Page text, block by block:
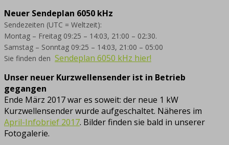
Neuer Sendeplan 6050 kHz
Sendezeiten (UTC = Weltzeit):
Montag – Freitag 09:25 – 14:03, 21:00 – 02:30.
Samstag – Sonntag 09:25 – 14:03, 21:00 – 05:00
Sie finden den Sendeplan 6050 kHz hier!
Unser neuer Kurzwellensender ist in Betrieb
gegangen
Ende März 2017 war es soweit: der neue 1 kW
Kurzwellensender wurde aufgeschaltet. Näheres im
April-Infobrief 2017. Bilder finden sie bald in unserer
Fotogalerie.